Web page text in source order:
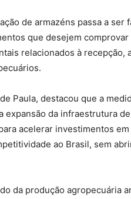
de armazéns passa a ser
que desejem
relacionados à recepção,
Paula, destacou que a
da infraestrutura
acelerar investimentos em
ao Brasil, sem
da produção agropecuária